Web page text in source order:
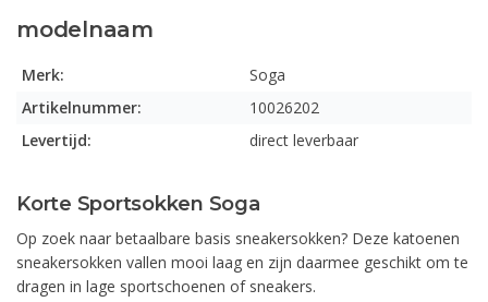
modelnaam
Merk:
Soga
Artikelnummer:
10026202
Levertijd:
direct leverbaar
Korte Sportsokken Soga
Op zoek naar betaalbare basis sneakersokken? Deze katoenen
sneakersokken vallen mooi laag en zijn daarmee geschikt om te
dragen in lage sportschoenen of sneakers.